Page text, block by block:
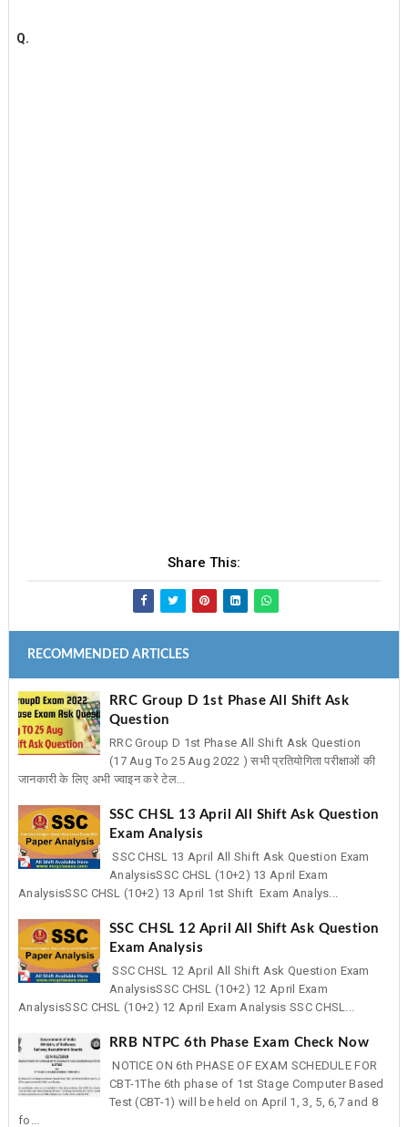
Q.
Share This:
RECOMMENDED ARTICLES
RRC Group D 1st Phase All Shift Ask
Question
RRC Group D 1st Phase All Shift Ask Question
(17 Aug To 25 Aug 2022 ) सभी प्रतियोगिता परीक्षाओं की
जानकारी के लिए अभी ज्वाइन करे टेल...
SSC CHSL 13 April All Shift Ask Question
Exam Analysis
SSC CHSL 13 April All Shift Ask Question Exam
AnalysisSSC CHSL (10+2) 13 April Exam
AnalysisSSC CHSL (10+2) 13 April 1st Shift Exam Analys...
SSC CHSL 12 April All Shift Ask Question
Exam Analysis
SSC CHSL 12 April All Shift Ask Question Exam
AnalysisSSC CHSL (10+2) 12 April Exam
AnalysisSSC CHSL (10+2) 12 April Exam Analysis SSC CHSL...
RRB NTPC 6th Phase Exam Check Now
NOTICE ON 6th PHASE OF EXAM SCHEDULE FOR
CBT-1The 6th phase of 1st Stage Computer Based
Test (CBT-1) will be held on April 1, 3, 5, 6,7 and 8
fo...